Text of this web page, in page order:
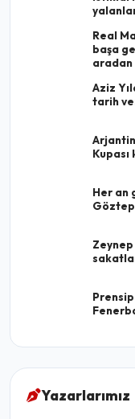
Real
başa
aradan
Aziz
tarih
Arjantin
Kupası
Her an
Prensip
Yazarlarımız